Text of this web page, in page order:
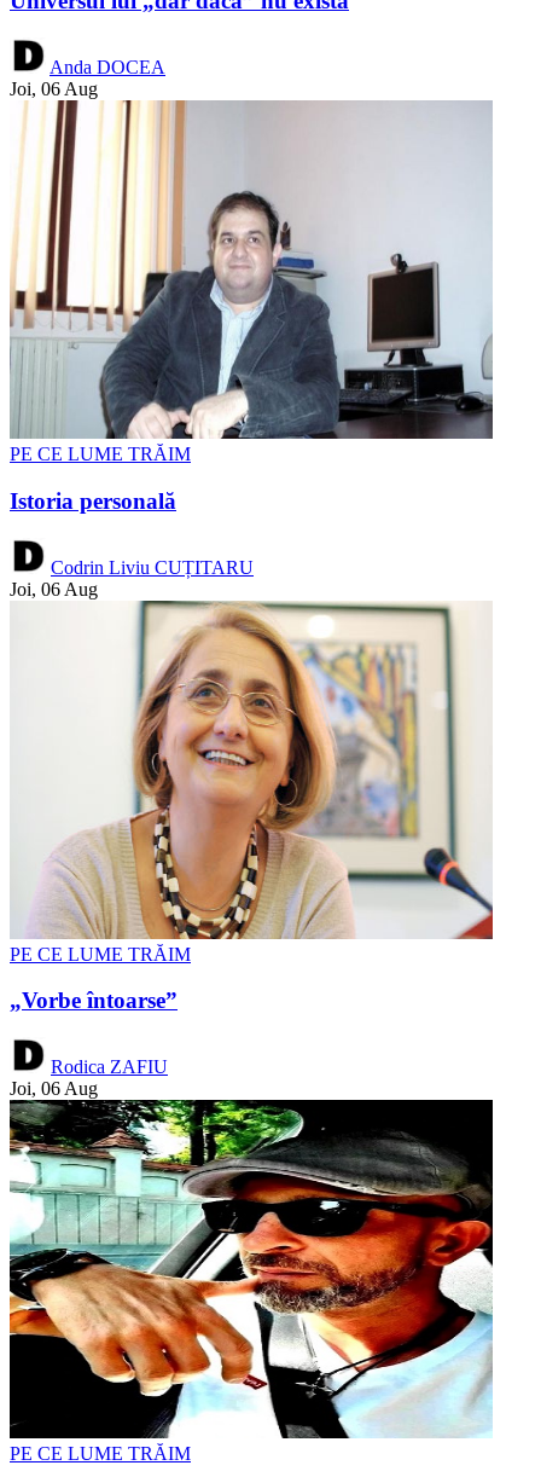
Anda DOCEA
Joi, 06 Aug
PE CE LUME TRĂIM
Istoria personală
Codrin Liviu CUȚITARU
Joi, 06 Aug
PE CE LUME TRĂIM
„Vorbe întoarse”
Rodica ZAFIU
Joi, 06 Aug
PE CE LUME TRĂIM